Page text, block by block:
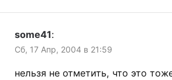
some41:
Сб, 17 Апр, 2004 в 21:59
нельзя не отметить, что это